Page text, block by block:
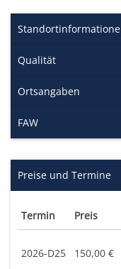
Qualität
Ortsangaben
FAW
Preise und Termine
Termin Preis
2026-D25 150,00 €